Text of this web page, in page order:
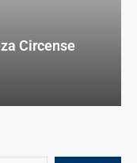
Circense